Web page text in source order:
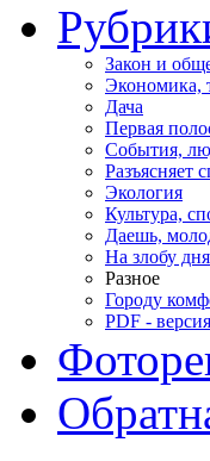
Закон и
Экономика,
Дача
Первая
События,
Разъясняет
Экология
Культура,
Даешь,
На злобу дня
Разное
Городу
PDF -